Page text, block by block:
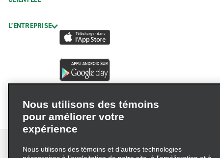
L’ENTREPRISE
Nous utilisons des témoins
pour améliorer votre
expérience
Nous utilisons des témoins et d’autres technologies